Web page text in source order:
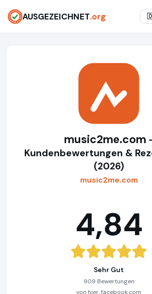
AUSGEZEICHNET.org
music2me.com
Kundenbewertungen &
(2026)
music2me.com
4,84
Sehr Gut
909 Bewertungen
von hier, facebook.com